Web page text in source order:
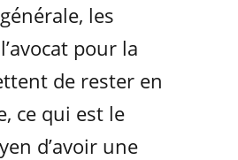
les
pour la
de rester en
ce qui est le
d’avoir une